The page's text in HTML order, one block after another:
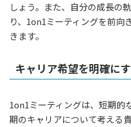
しょう。また、自分の成長の
り、1on1ミーティングを前向
きます。
キャリア希望を明確に
1on1ミーティングは、短期的
期のキャリアについて考える